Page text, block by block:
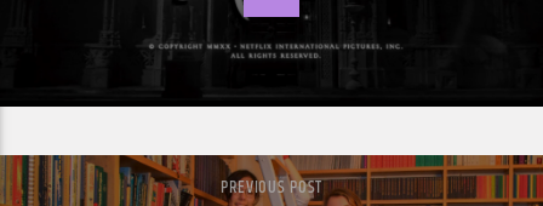
PREVIOUS POST